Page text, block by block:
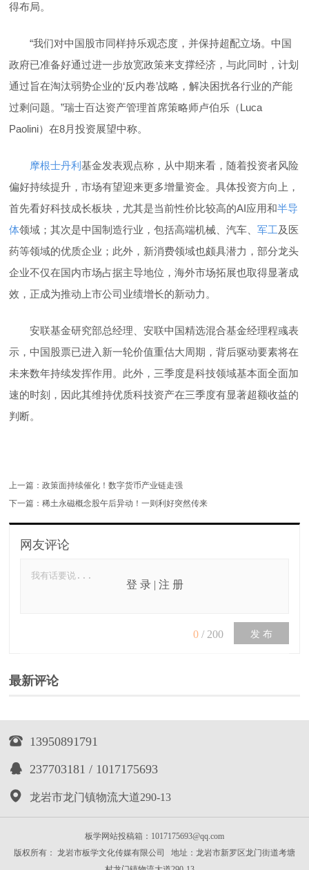
得布局。
“我们对中国股市同样持乐观态度，并保持超配立场。中国
政府已准备好通过进一步放宽政策来支撑经济，与此同时，计划
通过旨在淘汰弱势企业的‘反内卷’战略，解决困扰各行业的产能
过剩问题。”瑞士百达资产管理首席策略师卢伯乐（Luca
Paolini）在8月投资展望中称。
摩根士丹利基金发表观点称，从中期来看，随着投资者风险
偏好持续提升，市场有望迎来更多增量资金。具体投资方向上，
首先看好科技成长板块，尤其是当前性价比较高的AI应用和半导
体领域；其次是中国制造行业，包括高端机械、汽车、军工及医
药等领域的优质企业；此外，新消费领域也颇具潜力，部分龙头
企业不仅在国内市场占据主导地位，海外市场拓展也取得显著成
效，正成为推动上市公司业绩增长的新动力。
安联基金研究部总经理、安联中国精选混合基金经理程彧表
示，中国股票已进入新一轮价值重估大周期，背后驱动要素将在
未来数年持续发挥作用。此外，三季度是科技领域基本面全面加
速的时刻，因此其维持优质科技资产在三季度有显著超额收益的
判断。
上一篇：政策面持续催化！数字货币产业链走强
下一篇：稀土永磁概念股午后异动！一则利好突然传来
网友评论
登 录| 注 册
发 布
0/ 200
最新评论
 13950891791
 237703181 / 1017175693
 龙岩市龙门镇物流大道290-13
板学网站投稿箱：1017175693@qq.com
版权所有： 龙岩市板学文化传媒有限公司 地址：龙岩市新罗区龙门街道考塘